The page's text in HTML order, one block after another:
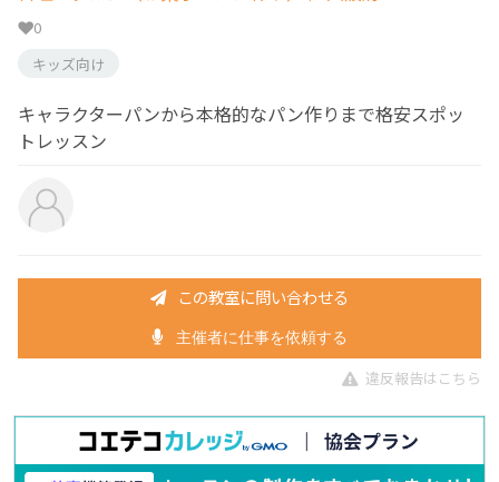
0
キッズ向け
キャラクターパンから本格的なパン作りまで格安スポッ
トレッスン
この教室に問い合わせる
主催者に仕事を依頼する
違反報告はこちら